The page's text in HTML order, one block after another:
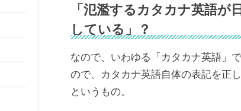
「氾濫するカタカナ英語が
している」？
なので、いわゆる「カタカナ英語」
ので、カタカナ英語自体の表記を正
というもの。